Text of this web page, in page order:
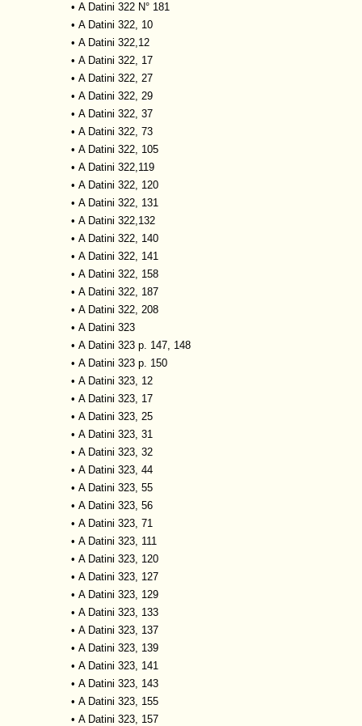
• A Datini 322 N° 181
• A Datini 322, 10
• A Datini 322,12
• A Datini 322, 17
• A Datini 322, 27
• A Datini 322, 29
• A Datini 322, 37
• A Datini 322, 73
• A Datini 322, 105
• A Datini 322,119
• A Datini 322, 120
• A Datini 322, 131
• A Datini 322,132
• A Datini 322, 140
• A Datini 322, 141
• A Datini 322, 158
• A Datini 322, 187
• A Datini 322, 208
• A Datini 323
• A Datini 323 p. 147, 148
• A Datini 323 p. 150
• A Datini 323, 12
• A Datini 323, 17
• A Datini 323, 25
• A Datini 323, 31
• A Datini 323, 32
• A Datini 323, 44
• A Datini 323, 55
• A Datini 323, 56
• A Datini 323, 71
• A Datini 323, 111
• A Datini 323, 120
• A Datini 323, 127
• A Datini 323, 129
• A Datini 323, 133
• A Datini 323, 137
• A Datini 323, 139
• A Datini 323, 141
• A Datini 323, 143
• A Datini 323, 155
• A Datini 323, 157